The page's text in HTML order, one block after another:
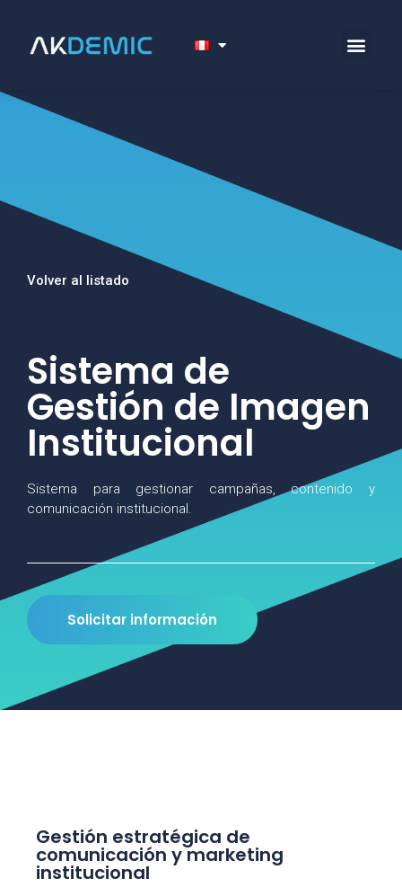
Volver al listado
Sistema de
Gestión de Imagen
Institucional
Sistema para gestionar campañas, contenido y
comunicación institucional.
Solicitar información
Gestión estratégica de
comunicación y marketing
institucional